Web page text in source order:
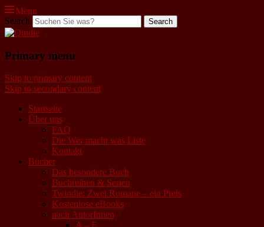
Menu
Qindie
Search
Primary menu
Skip to primary content
Skip to secondary content
Startseite
Über uns
FAQ
Die Wer macht was Liste
Kontakt
Bücher
Das besondere Buch
Buchreihen & Serien
Twindie: Zwei Romane – ein Preis
Kostenlose eBooks
nach AutorInnen